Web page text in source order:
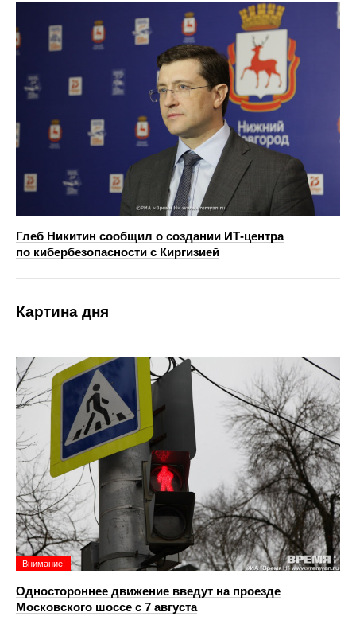
Глеб Никитин сообщил о создании ИТ-центра
по кибербезопасности с Киргизией
Картина дня
Внимание!
Одностороннее движение введут на проезде
Московского шоссе с 7 августа